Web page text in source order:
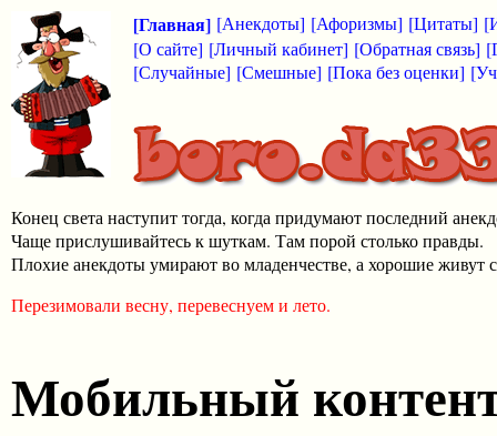
[Главная] [Анекдоты] [Афоризмы] [Цитаты]
[О сайте] [Личный кабинет] [Обратная связь]
[Случайные] [Смешные] [Пока без оценки]
Конец света наступит тогда, когда придумают последний
Чаще прислушивайтесь к шуткам. Там порой столько правды.
Плохие анекдоты умирают во младенчестве, а хорошие живут
Перезимовали весну, перевеснуем и лето.
Мобильный